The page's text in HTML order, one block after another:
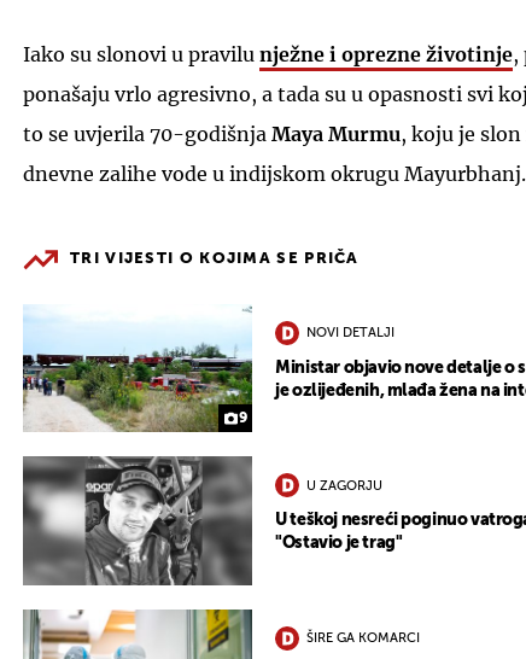
Iako su slonovi u pravilu nježne i oprezne životinje,
ponašaju vrlo agresivno, a tada su u opasnosti svi
to se uvjerila 70-godišnja Maya Murmu, koju je slon
dnevne zalihe vode u indijskom okrugu Mayurbhanj.
TRI VIJESTI O KOJIMA SE PRIČA
9
NOVI DETALJI
Ministar objavio nove detalje o
je ozlijeđenih, mlađa žena na
U ZAGORJU
U teškoj nesreći poginuo
"Ostavio je trag"
ŠIRE GA KOMARCI